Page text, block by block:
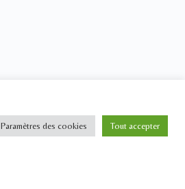
Paramètres des cookies Tout accepter